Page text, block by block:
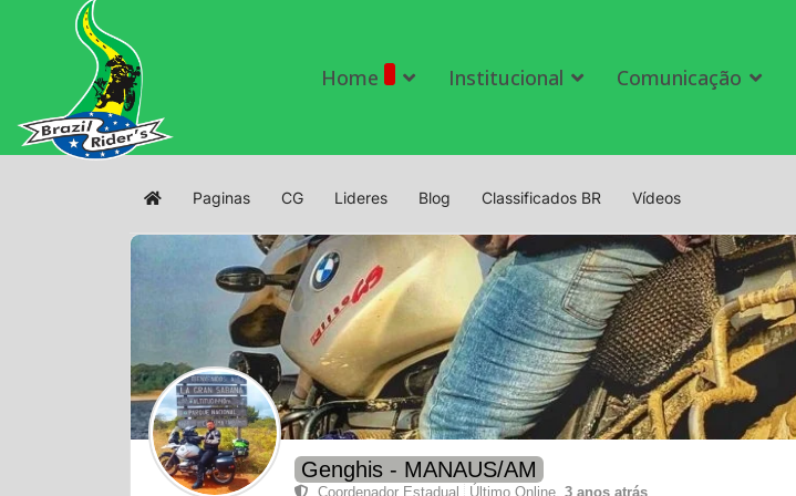
Home Institucional Comunicação
Home Paginas CG Lideres Blog Classificados BR Vídeos
Genghis - MANAUS/AM
Coordenador Estadual Último Online, 3 anos atrás